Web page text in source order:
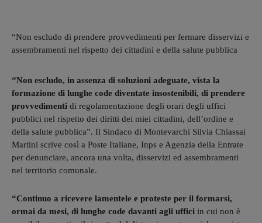
“Non escludo di prendere provvedimenti per fermare disservizi e
assembramenti nel rispetto dei cittadini e della salute pubblica
“Non escludo, in assenza di soluzioni adeguate, vista la
formazione di lunghe code diventate insostenibili, di prendere
provvedimenti di regolamentazione degli orari degli uffici
pubblici nel rispetto dei diritti dei miei cittadini, dell’ordine e
della salute pubblica”. Il Sindaco di Montevarchi Silvia Chiassai
Martini scrive così a Poste Italiane, Inps e Agenzia della Entrate
per denunciare, ancora una volta, disservizi ed assembramenti
nel territorio comunale.
“Continuo a ricevere lamentele e proteste per il formarsi,
ormai da mesi, di lunghe code davanti agli uffici in cui non è